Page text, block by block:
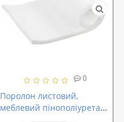
0
Поролон листовий,
меблевий пінополіуретан